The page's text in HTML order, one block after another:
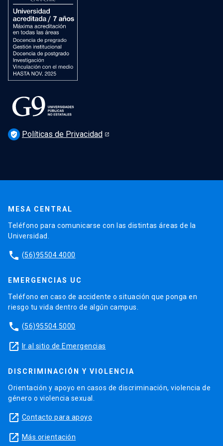
verified_user Políticas de Privacidad
MESA CENTRAL
Teléfono para comunicarse con las distintas áreas de la
Universidad.
phone (56)95504 4000
EMERGENCIAS UC
Teléfono en caso de accidente o situación que ponga en
riesgo tu vida dentro de algún campus.
phone (56)95504 5000
launch Ir al sitio de Emergencias
DISCRIMINACIÓN Y VIOLENCIA
Orientación y apoyo en casos de discriminación, violencia de
género o violencia sexual.
launch Contacto para apoyo
launch Más orientación